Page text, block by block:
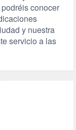
conocer
y nuestra
servicio a las